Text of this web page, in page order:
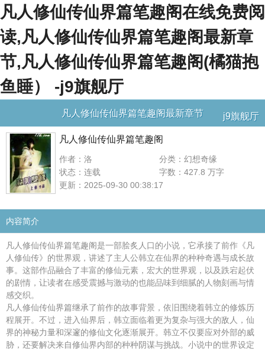
凡人修仙传仙界篇笔趣阁在线免费阅
读,凡人修仙传仙界篇笔趣阁最新章
节,凡人修仙传仙界篇笔趣阁(橘猫抱
鱼睡） -j9旗舰厅
凡人修仙传仙界篇笔趣阁最新章节 j9旗舰厅
凡人修仙传仙界篇笔趣阁
作者：洛
分类：幻想奇缘
状态：连载
字数：427.8 万字
更新：2025-09-30 00:38:17
内容简介
凡人修仙传仙界篇笔趣阁是一部脍炙人口的小说，它承接了前作《凡
人修仙传》的世界观，讲述了主人公韩立在仙界的种种奇遇与成长故
事。这部作品融合了丰富的修仙元素，宏大的世界观，以及跌宕起伏
的剧情，让读者在感受震撼与激动的也能品味到细腻的人物刻画与情
感交织。
凡人修仙传仙界篇继承了前作的故事背景，依旧围绕着韩立的修炼历
程展开。不过，进入仙界后，韩立面临着更为复杂与强大的敌人，仙
界的神秘力量和深邃的修仙文化逐渐展开。韩立不仅要应对外部的威
胁，还要解决来自修仙界内部的种种阴谋与挑战。小说中的世界设定